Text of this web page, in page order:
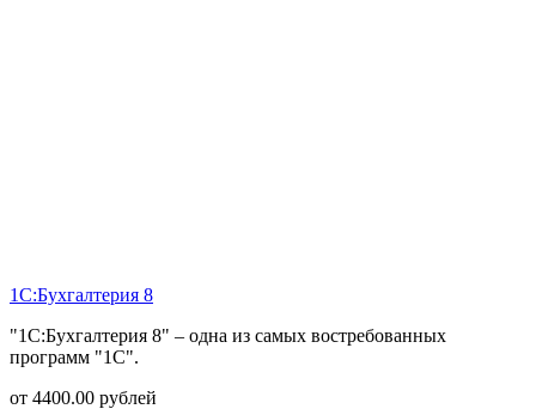
1С:Бухгалтерия 8
"1С:Бухгалтерия 8" – одна из самых востребованных
программ "1С".
от 4400.00 рублей